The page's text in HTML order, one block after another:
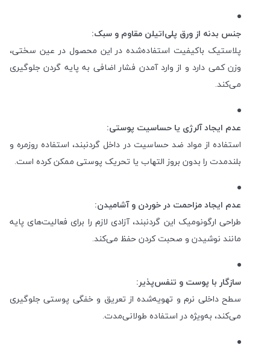
جنس بدنه از ورق پلی‌اتیلن مقاوم و سبک:
پلاستیک باکیفیت استفاده‌شده در این محصول در عین سختی،
وزن کمی دارد و از وارد آمدن فشار اضافی به پایه گردن جلوگیری
می‌کند.
عدم ایجاد آلرژی یا حساسیت پوستی:
استفاده از مواد ضد حساسیت در داخل گردنبند، استفاده روزمره و
بلندمدت را بدون بروز التهاب یا تحریک پوستی ممکن کرده است.
عدم ایجاد مزاحمت در خوردن و آشامیدن:
طراحی ارگونومیک این گردنبند، آزادی لازم را برای فعالیت‌های پایه
مانند نوشیدن و صحبت‌ کردن حفظ می‌کند.
سازگار با پوست و تنفس‌پذیر:
سطح داخلی نرم و تهویه‌شده از تعریق و خفگی پوستی جلوگیری
می‌کند، به‌ویژه در استفاده طولانی‌مدت.